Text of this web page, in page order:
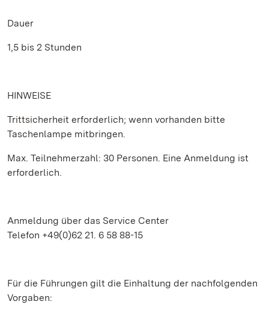
Dauer
1,5 bis 2 Stunden
HINWEISE
Trittsicherheit erforderlich; wenn vorhanden bitte
Taschenlampe mitbringen.
Max. Teilnehmerzahl: 30 Personen. Eine Anmeldung ist
erforderlich.
Anmeldung über das Service Center
Telefon +49(0)62 21. 6 58 88-15
Für die Führungen gilt die Einhaltung der nachfolgenden
Vorgaben: